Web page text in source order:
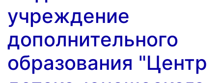
учреждение
дополнительного
образования "Центр